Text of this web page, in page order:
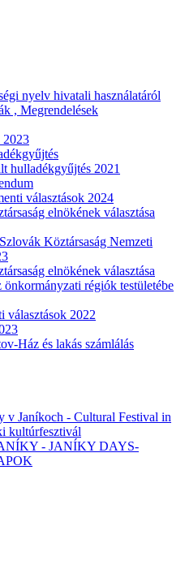
nyelv hivatali használatáról
, Megrendelések
2023
hulladékgyűjtés 2021
választások 2024
elnökének választása
Köztársaság Nemzeti
elnökének választása
önkormányzati régiók testületébe
választások 2022
Ház és lakás számlálás
v Janíkoch - Cultural Festival in
kultúrfesztivál
- JANÍKY DAYS-